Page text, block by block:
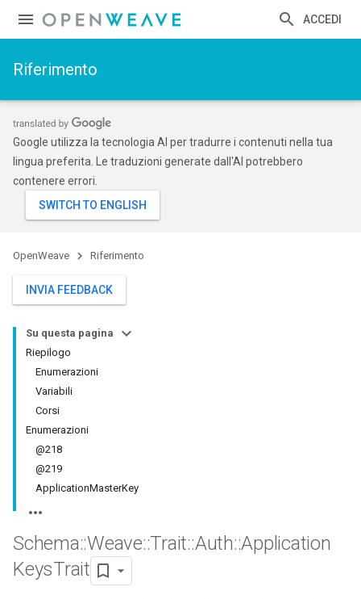
ACCEDI
Riferimento
Google utilizza la tecnologia AI per tradurre i contenuti nella tua
lingua preferita. Le traduzioni generate dall'AI potrebbero
contenere errori.
OpenWeave Riferimento
INVIA FEEDBACK
Su questa pagina
Riepilogo
Enumerazioni
Variabili
Corsi
Enumerazioni
@218
@219
ApplicationMasterKey
Schema::Weave::Trait::Auth::Application
KeysTrait